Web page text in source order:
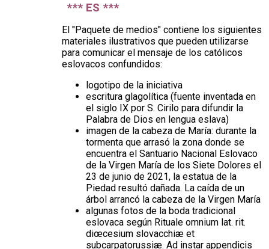
*** ES ***
El "Paquete de medios" contiene los siguientes
materiales ilustrativos que pueden utilizarse
para comunicar el mensaje de los católicos
eslovacos confundidos:
logotipo de la iniciativa
escritura glagolítica (fuente inventada en
el siglo IX por S. Cirilo para difundir la
Palabra de Dios en lengua eslava)
imagen de la cabeza de María: durante la
tormenta que arrasó la zona donde se
encuentra el Santuario Nacional Eslovaco
de la Virgen María de los Siete Dolores el
23 de junio de 2021, la estatua de la
Piedad resultó dañada. La caída de un
árbol arrancó la cabeza de la Virgen María
algunas fotos de la boda tradicional
eslovaca según Rituale omnium lat. rit.
diœcesium slovacchiæ et
subcarpatorussiæ. Ad instar appendicis